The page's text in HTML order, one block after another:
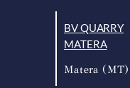
BV QUARRY
MATERA
Matera